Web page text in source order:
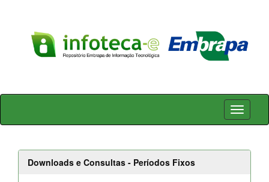
Skip
Downloads e Consultas - Períodos Fixos